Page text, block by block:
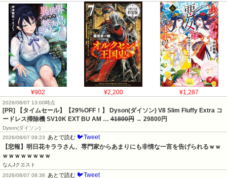
¥902 ¥2,200 ¥1,287
2026/08/07 13:00時点
[PR] 【タイムセール】【29%OFF！】 Dyson(ダイソン) V8 Slim Fluffy Extra コ
ードレス掃除機 SV10K EXT BU AM … 41800円 → 29800円
Dyson(ダイソン)
2026/08/07 09:23
あとで読む 🐦Tweet
【悲報】明日花キララさん、専門家からあまりにも非情な一言を告げられるｗｗ
ｗｗｗｗｗｗｗｗ
なんJクエスト
2026/08/07 08:38
あとで読む 🐦Tweet